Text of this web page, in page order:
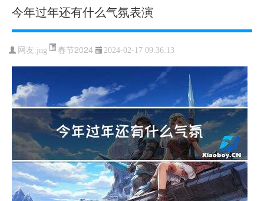
今年过年还有什么气氛表演
网友:jng 春节2024 2024-02-17 09:36:13